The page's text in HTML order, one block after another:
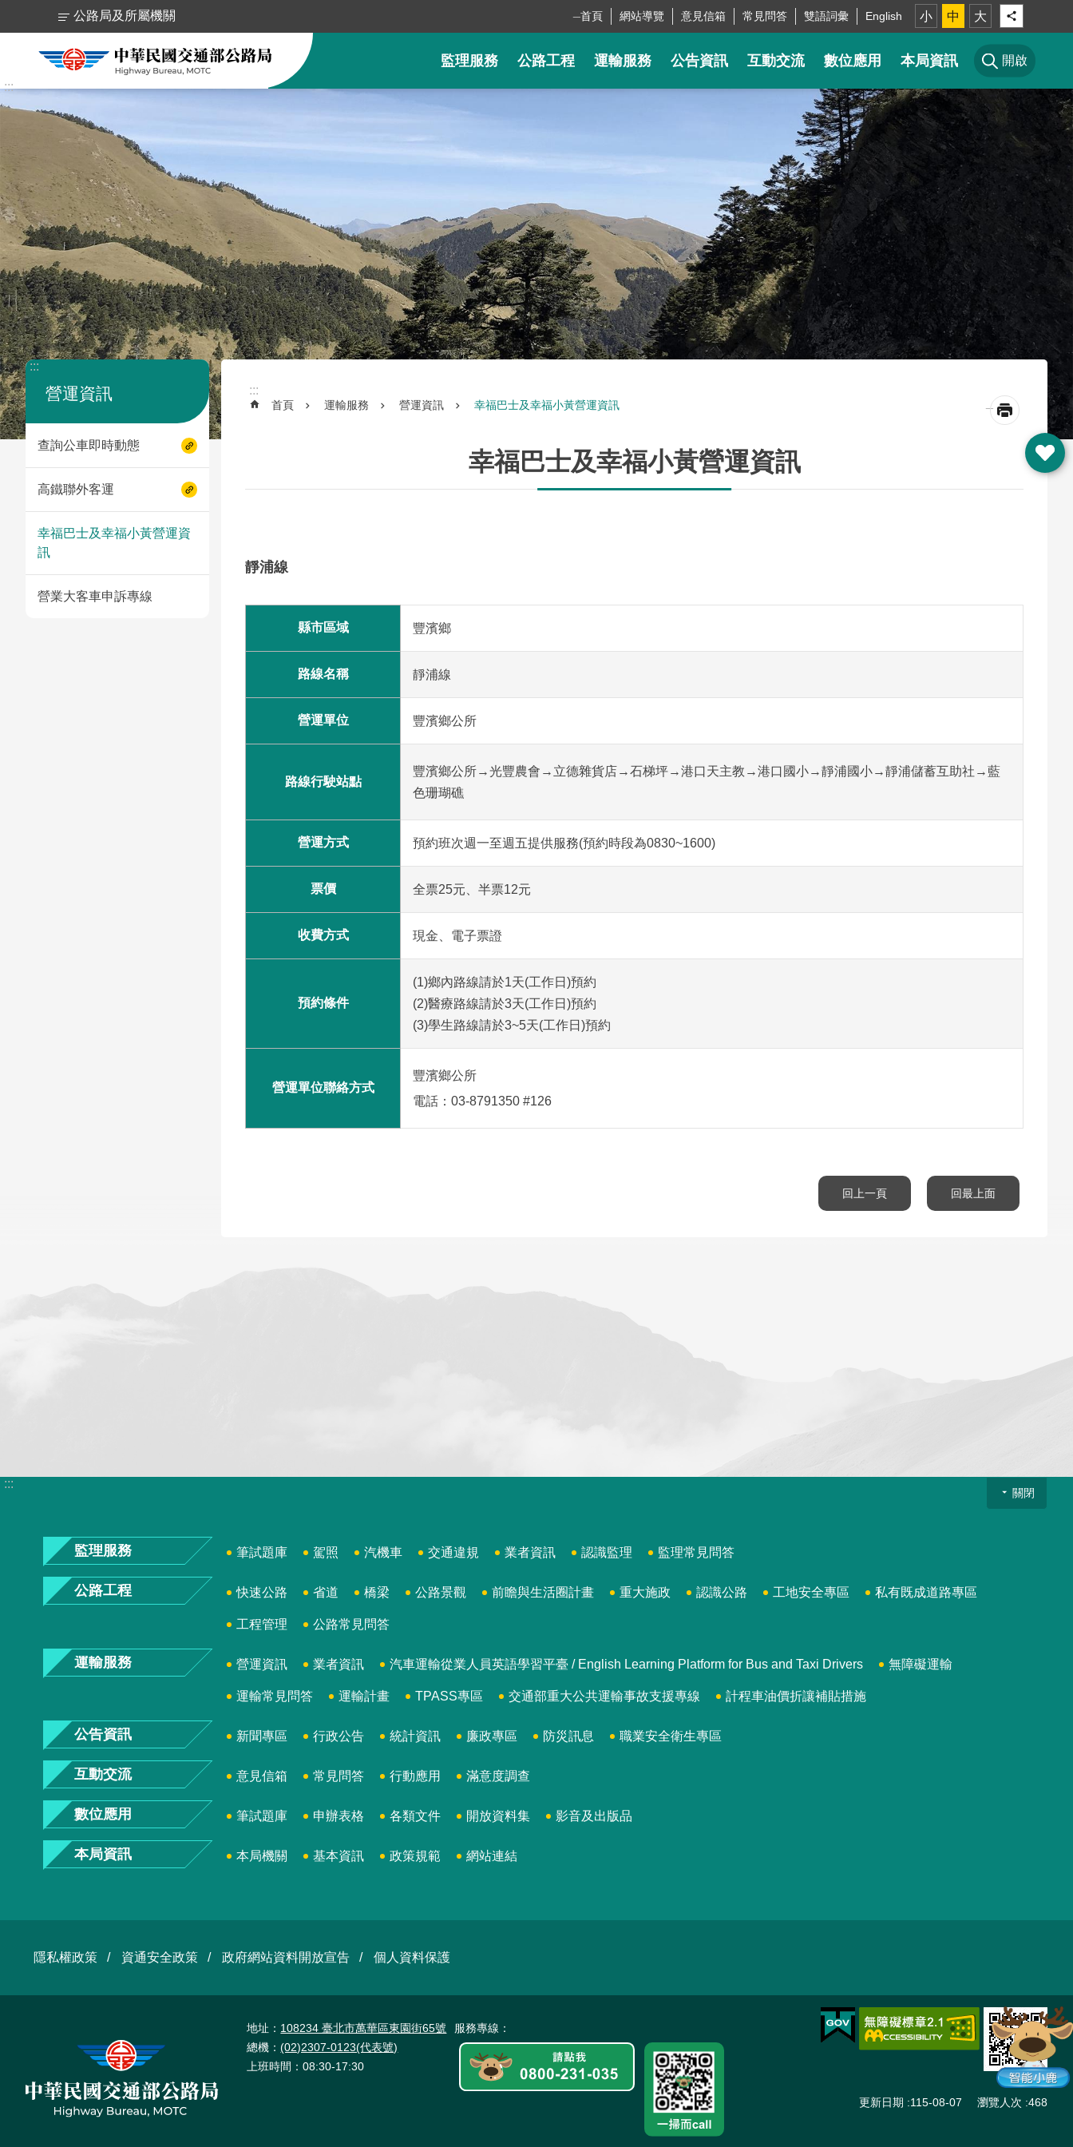
跳到主要內容區塊
跳
到
內
容
區
塊
:::
公路局及所屬機關 首頁 網站導覽 意見信箱 常見問答 雙語詞彙 English 小 中 大
監理服務 公路工程 運輸服務 公告資訊 互動交流 數位應用 本局資訊 開啟
:::
營運資訊
查詢公車即時動態
高鐵聯外客運
幸福巴士及幸福小黃營運資
訊
營業大客車申訴專線
:::
首頁 運輸服務 營運資訊 幸福巴士及幸福小黃營運資訊 _
幸福巴士及幸福小黃營運資訊
靜浦線
縣市區域 豐濱鄉
路線名稱 靜浦線
營運單位 豐濱鄉公所
路線行駛站點
豐濱鄉公所→光豐農會→立德雜貨店→石梯坪→港口天主教→港口國小→靜浦國小→靜浦儲蓄互助社→藍
色珊瑚礁
營運方式 預約班次週一至週五提供服務(預約時段為0830~1600)
票價 全票25元、半票12元
收費方式 現金、電子票證
預約條件
(1)鄉內路線請於1天(工作日)預約
(2)醫療路線請於3天(工作日)預約
(3)學生路線請於3~5天(工作日)預約
營運單位聯絡方式
豐濱鄉公所
電話：03-8791350 #126
回上一頁 回最上面
關閉
:::
監理服務 筆試題庫 駕照 汽機車 交通違規 業者資訊 認識監理 監理常見問答
公路工程 快速公路 省道 橋梁 公路景觀 前瞻與生活圈計畫 重大施政 認識公路 工地安全專區 私有既成道路專區
工程管理 公路常見問答
運輸服務 營運資訊 業者資訊 汽車運輸從業人員英語學習平臺 / English Learning Platform for Bus and Taxi Drivers 無障礙運輸
運輸常見問答 運輸計畫 TPASS專區 交通部重大公共運輸事故支援專線 計程車油價折讓補貼措施
公告資訊 新聞專區 行政公告 統計資訊 廉政專區 防災訊息 職業安全衛生專區
互動交流 意見信箱 常見問答 行動應用 滿意度調查
數位應用 筆試題庫 申辦表格 各類文件 開放資料集 影音及出版品
本局資訊 本局機關 基本資訊 政策規範 網站連結
隱私權政策 資通安全政策 政府網站資料開放宣告 個人資料保護
地址： 108234 臺北市萬華區東園街65號
總機：(02)2307-0123(代表號)
上班時間：08:30-17:30
服務專線：
更新日期 115-08-07 瀏覽人次 468